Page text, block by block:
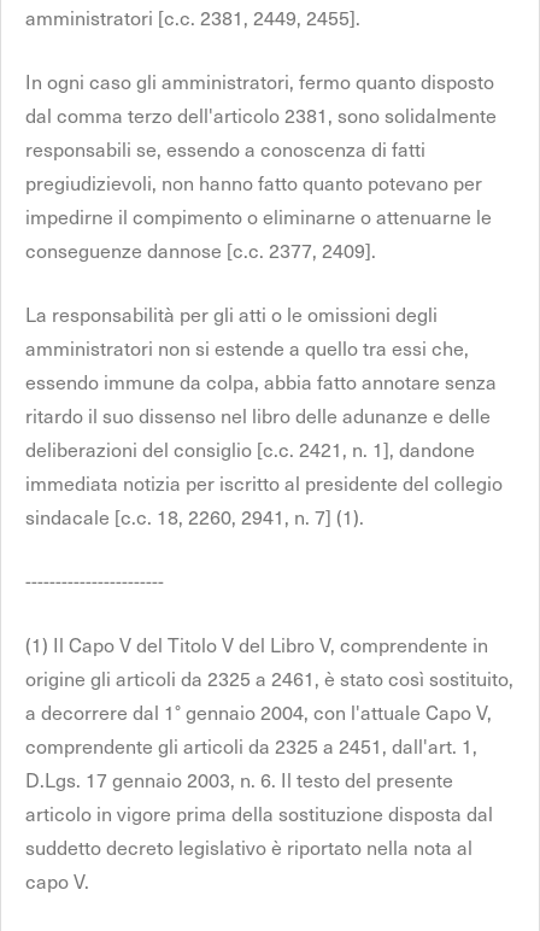
amministratori [c.c. 2381, 2449, 2455].
In ogni caso gli amministratori, fermo quanto disposto
dal comma terzo dell'articolo 2381, sono solidalmente
responsabili se, essendo a conoscenza di fatti
pregiudizievoli, non hanno fatto quanto potevano per
impedirne il compimento o eliminarne o attenuarne le
conseguenze dannose [c.c. 2377, 2409].
La responsabilità per gli atti o le omissioni degli
amministratori non si estende a quello tra essi che,
essendo immune da colpa, abbia fatto annotare senza
ritardo il suo dissenso nel libro delle adunanze e delle
deliberazioni del consiglio [c.c. 2421, n. 1], dandone
immediata notizia per iscritto al presidente del collegio
sindacale [c.c. 18, 2260, 2941, n. 7] (1).
-----------------------
(1) Il Capo V del Titolo V del Libro V, comprendente in
origine gli articoli da 2325 a 2461, è stato così sostituito,
a decorrere dal 1° gennaio 2004, con l'attuale Capo V,
comprendente gli articoli da 2325 a 2451, dall'art. 1,
D.Lgs. 17 gennaio 2003, n. 6. Il testo del presente
articolo in vigore prima della sostituzione disposta dal
suddetto decreto legislativo è riportato nella nota al
capo V.